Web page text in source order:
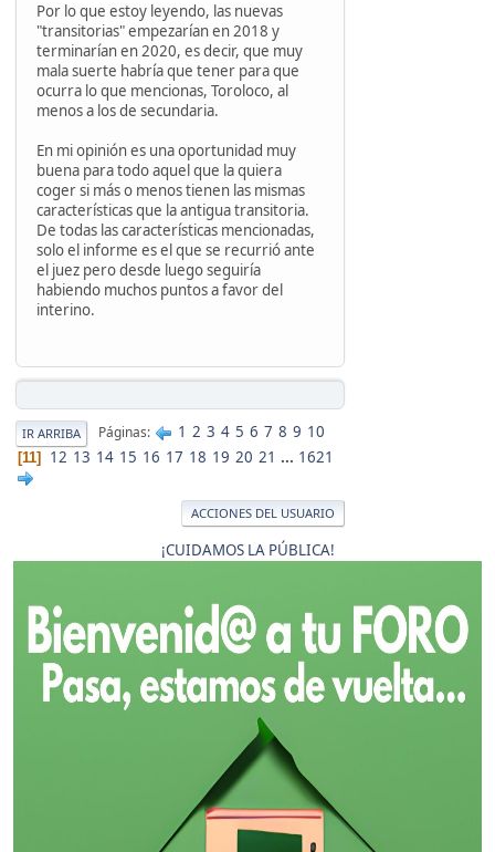
Por lo que estoy leyendo, las nuevas
"transitorias" empezarían en 2018 y
terminarían en 2020, es decir, que muy
mala suerte habría que tener para que
ocurra lo que mencionas, Toroloco, al
menos a los de secundaria.
En mi opinión es una oportunidad muy
buena para todo aquel que la quiera
coger si más o menos tienen las mismas
características que la antigua transitoria.
De todas las características mencionadas,
solo el informe es el que se recurrió ante
el juez pero desde luego seguiría
habiendo muchos puntos a favor del
interino.
IR ARRIBA Páginas 1 2 3 4 5 6 7 8 9 10
11 12 13 14 15 16 17 18 19 20 21 ... 1621
ACCIONES DEL USUARIO
¡CUIDAMOS LA PÚBLICA!